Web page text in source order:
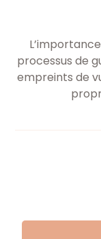
processus de
empreints de